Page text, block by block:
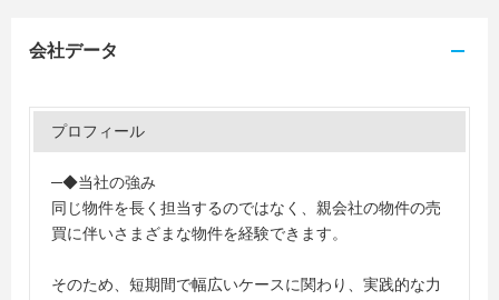
会社データ
プロフィール
─◆当社の強み
同じ物件を長く担当するのではなく、親会社の物件の売
買に伴いさまざまな物件を経験できます。
そのため、短期間で幅広いケースに関わり、実践的な力